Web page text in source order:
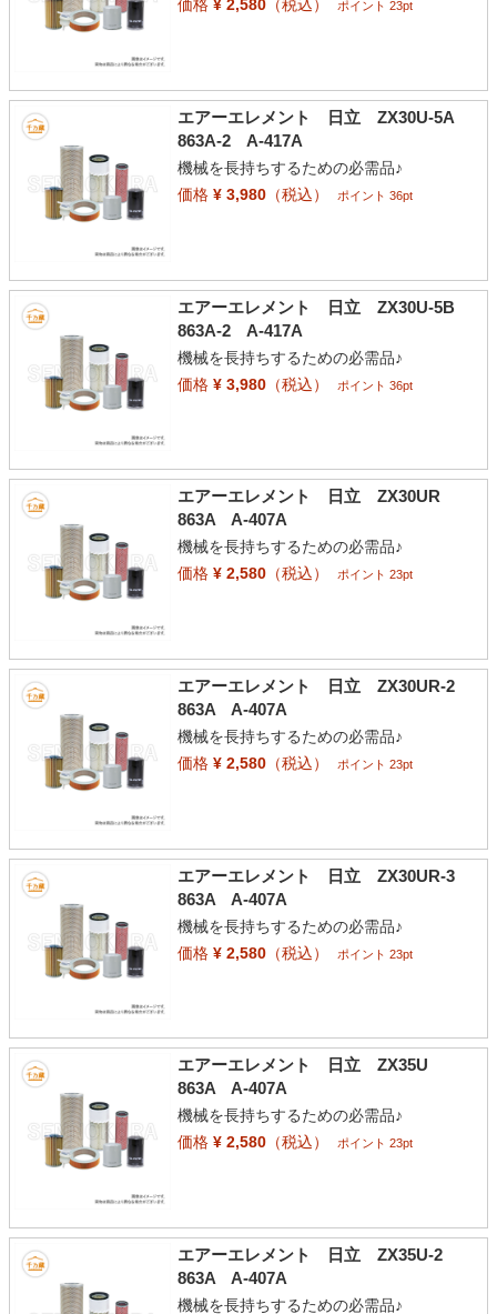
価格¥ 2,580（税込） ポイント 23pt
エアーエレメント 日立 ZX30U-5A
863A-2 A-417A
機械を長持ちするための必需品♪
価格¥ 3,980（税込） ポイント 36pt
エアーエレメント 日立 ZX30U-5B
863A-2 A-417A
機械を長持ちするための必需品♪
価格¥ 3,980（税込） ポイント 36pt
エアーエレメント 日立 ZX30UR
863A A-407A
機械を長持ちするための必需品♪
価格¥ 2,580（税込） ポイント 23pt
エアーエレメント 日立 ZX30UR-2
863A A-407A
機械を長持ちするための必需品♪
価格¥ 2,580（税込） ポイント 23pt
エアーエレメント 日立 ZX30UR-3
863A A-407A
機械を長持ちするための必需品♪
価格¥ 2,580（税込） ポイント 23pt
エアーエレメント 日立 ZX35U
863A A-407A
機械を長持ちするための必需品♪
価格¥ 2,580（税込） ポイント 23pt
エアーエレメント 日立 ZX35U-2
863A A-407A
機械を長持ちするための必需品♪